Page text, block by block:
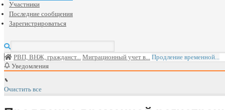
Участники
Последние сообщения
Зарегистрироваться
РВП, ВНЖ, гражданст... Миграционный учет в... Продление временной...
Уведомления
Очистить все